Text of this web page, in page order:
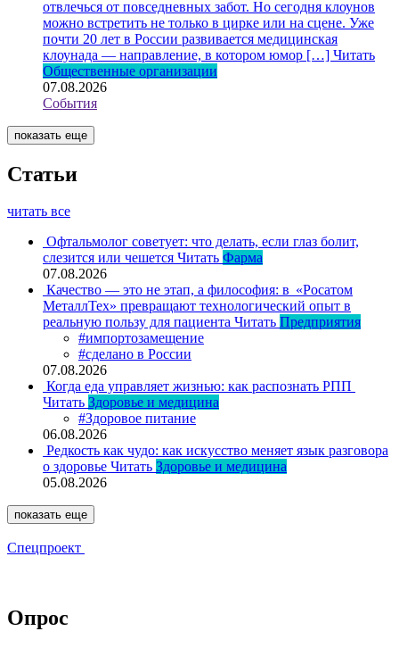
отвлечься от повседневных забот. Но сегодня клоунов
можно встретить не только в цирке или на сцене. Уже
почти 20 лет в России развивается медицинская
клоунада — направление, в котором юмор […] Читать
Общественные организации
07.08.2026
События
показать еще
Статьи
читать все
Офтальмолог советует: что делать, если глаз болит,
слезится или чешется Читать Фарма
07.08.2026
Качество — это не этап, а философия: в «Росатом
МеталлТех» превращают технологический опыт в
реальную пользу для пациента Читать Предприятия
#импортозамещение
#сделано в России
07.08.2026
Когда еда управляет жизнью: как распознать РПП
Читать Здоровье и медицина
#Здоровое питание
06.08.2026
Редкость как чудо: как искусство меняет язык разговора
о здоровье Читать Здоровье и медицина
05.08.2026
показать еще
Спецпроект
Опрос